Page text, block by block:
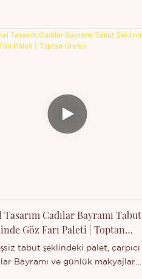
Tasarım Cadılar Bayramı Tabut
Göz Farı Paleti | Toptan
tabut şeklindeki palet, çarpıcı
Bayramı ve günlük makyajlar